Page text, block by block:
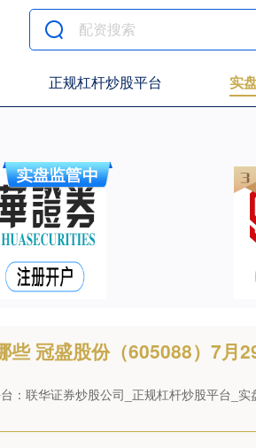
正规杠杆炒股平台 实
些 冠盛股份（605088）7月
：联华证券炒股公司_正规杠杆炒股平台_实